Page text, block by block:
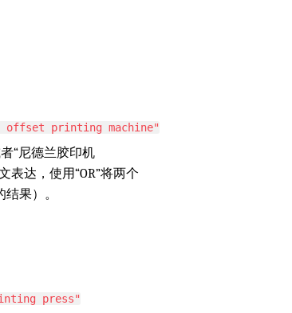
offset printing machine"
“尼德兰胶印机
表达，使用“OR”将两个
果）。
press"